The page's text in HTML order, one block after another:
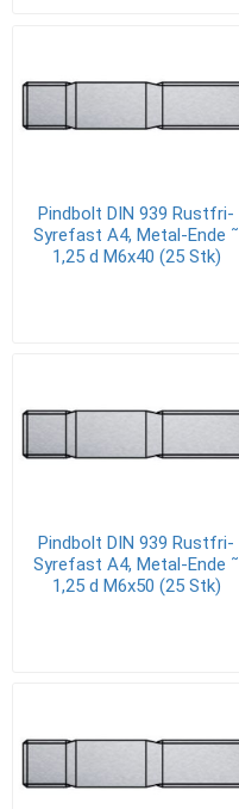
Pindbolt DIN 939 Rustfri-
Syrefast A4, Metal-Ende ˜
1,25 d M6x40 (25 Stk)
Pindbolt DIN 939 Rustfri-
Syrefast A4, Metal-Ende ˜
1,25 d M6x50 (25 Stk)